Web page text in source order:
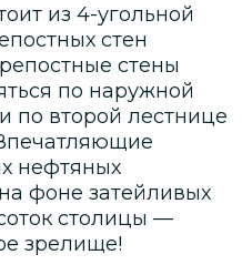
из 4-угольной
стен
стены
по наружной
по второй лестнице
нефтяных
фоне затейливых
столицы —
зрелище!